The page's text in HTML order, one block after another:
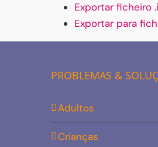
Exportar ficheiro
Exportar para
PROBLEMAS &
Adultos
Crianças